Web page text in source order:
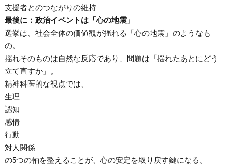
支援者とのつながりの維持
最後に：政治イベントは「心の地震」
選挙は、社会全体の価値観が揺れる「心の地震」のようなも
の。
揺れそのものは自然な反応であり、問題は「揺れたあとにどう
立て直すか」。
精神科医的な視点では、
生理
認知
感情
行動
対人関係
の5つの軸を整えることが、心の安定を取り戻す鍵になる。